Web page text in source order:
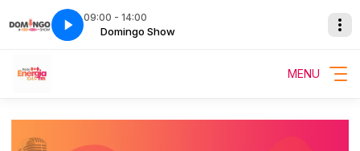
09:00 - 14:00
Domingo Show
Faixa Especial
MENU